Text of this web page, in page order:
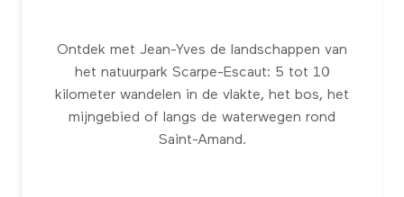
Ontdek met Jean-Yves de landschappen van
het natuurpark Scarpe-Escaut: 5 tot 10
kilometer wandelen in de vlakte, het bos, het
mijngebied of langs de waterwegen rond
Saint-Amand.